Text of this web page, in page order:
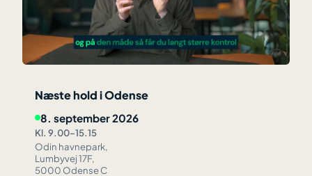
Næste hold i Odense
8. september 2026
Kl. 9.00–15.15
Odin havnepark,
Lumbyvej 17F,
5000 Odense C